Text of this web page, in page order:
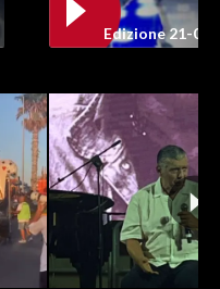
Edizione 21-05-